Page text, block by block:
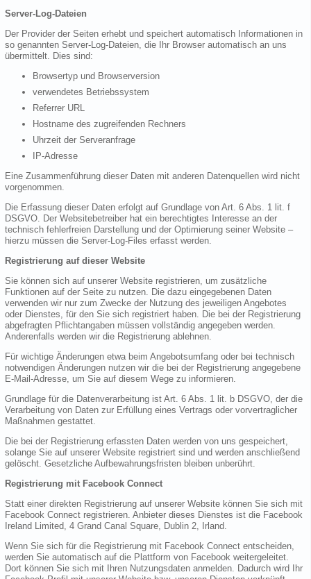
Server-Log-Dateien
Der Provider der Seiten erhebt und speichert automatisch Informationen in
so genannten Server-Log-Dateien, die Ihr Browser automatisch an uns
übermittelt. Dies sind:
Browsertyp und Browserversion
verwendetes Betriebssystem
Referrer URL
Hostname des zugreifenden Rechners
Uhrzeit der Serveranfrage
IP-Adresse
Eine Zusammenführung dieser Daten mit anderen Datenquellen wird nicht
vorgenommen.
Die Erfassung dieser Daten erfolgt auf Grundlage von Art. 6 Abs. 1 lit. f
DSGVO. Der Websitebetreiber hat ein berechtigtes Interesse an der
technisch fehlerfreien Darstellung und der Optimierung seiner Website –
hierzu müssen die Server-Log-Files erfasst werden.
Registrierung auf dieser Website
Sie können sich auf unserer Website registrieren, um zusätzliche
Funktionen auf der Seite zu nutzen. Die dazu eingegebenen Daten
verwenden wir nur zum Zwecke der Nutzung des jeweiligen Angebotes
oder Dienstes, für den Sie sich registriert haben. Die bei der Registrierung
abgefragten Pflichtangaben müssen vollständig angegeben werden.
Anderenfalls werden wir die Registrierung ablehnen.
Für wichtige Änderungen etwa beim Angebotsumfang oder bei technisch
notwendigen Änderungen nutzen wir die bei der Registrierung angegebene
E-Mail-Adresse, um Sie auf diesem Wege zu informieren.
Grundlage für die Datenverarbeitung ist Art. 6 Abs. 1 lit. b DSGVO, der die
Verarbeitung von Daten zur Erfüllung eines Vertrags oder vorvertraglicher
Maßnahmen gestattet.
Die bei der Registrierung erfassten Daten werden von uns gespeichert,
solange Sie auf unserer Website registriert sind und werden anschließend
gelöscht. Gesetzliche Aufbewahrungsfristen bleiben unberührt.
Registrierung mit Facebook Connect
Statt einer direkten Registrierung auf unserer Website können Sie sich mit
Facebook Connect registrieren. Anbieter dieses Dienstes ist die Facebook
Ireland Limited, 4 Grand Canal Square, Dublin 2, Irland.
Wenn Sie sich für die Registrierung mit Facebook Connect entscheiden,
werden Sie automatisch auf die Plattform von Facebook weitergeleitet.
Dort können Sie sich mit Ihren Nutzungsdaten anmelden. Dadurch wird Ihr